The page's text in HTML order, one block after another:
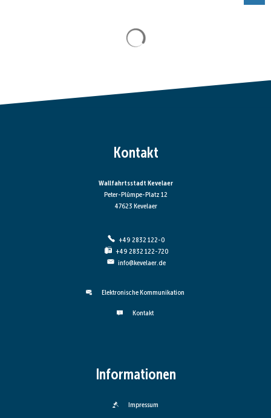
Kontakt
Wallfahrtsstadt Kevelaer
Peter-Plümpe-Platz 12
47623 Kevelaer
+49 2832 122-0
+49 2832 122-720
info@kevelaer.de
Elektronische Kommunikation
Kontakt
Informationen
Impressum